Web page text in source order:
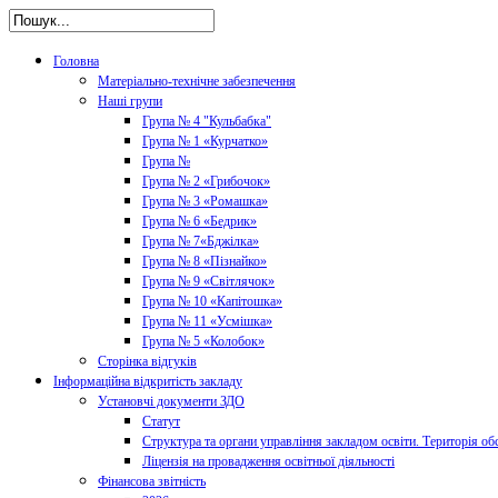
Головна
Матеріально-технічне забезпечення
Наші групи
Група № 4 "Кульбабка"
Група № 1 «Курчатко»
Група №
Група № 2 «Грибочок»
Група № 3 «Ромашка»
Група № 6 «Бедрик»
Група № 7«Бджілка»
Група № 8 «Пізнайко»
Група № 9 «Світлячок»
Група № 10 «Капітошка»
Група № 11 «Усмішка»
Група № 5 «Колобок»
Сторінка відгуків
Інформаційна відкритість закладу
Установчі документи ЗДО
Статут
Структура та органи управління закладом освіти. Територія
Ліцензія на провадження освітньої діяльності
Фінансова звітність